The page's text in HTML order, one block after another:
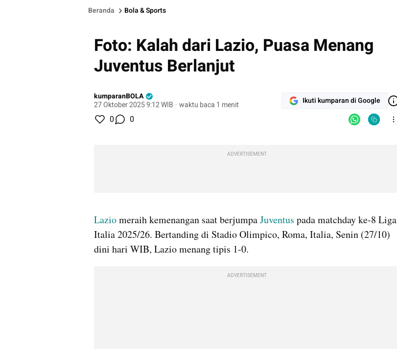
Beranda Bola & Sports
Foto: Kalah dari Lazio, Puasa Menang
Juventus Berlanjut
kumparanBOLA
27 Oktober 2025 9:12 WIB · waktu baca 1 menit Ikuti kumparan di Google
0 0
ADVERTISEMENT
Lazio meraih kemenangan saat berjumpa Juventus pada matchday ke-8 Liga
Italia 2025/26. Bertanding di Stadio Olimpico, Roma, Italia, Senin (27/10)
dini hari WIB, Lazio menang tipis 1-0.
ADVERTISEMENT